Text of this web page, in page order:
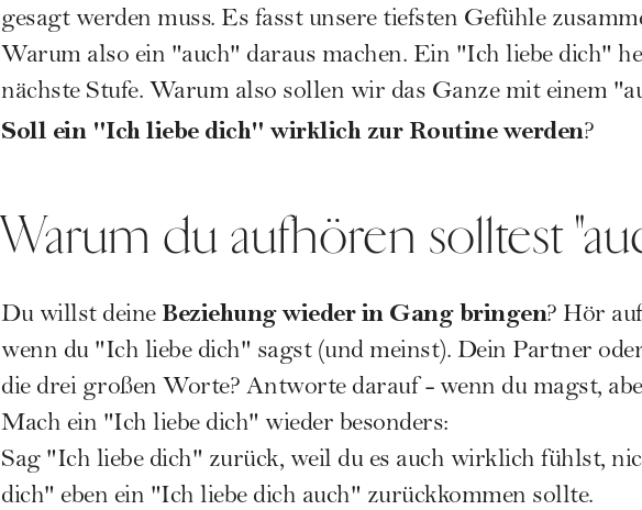
gesagt werden muss. Es fasst unsere tiefsten Gefühle
Warum also ein "auch" daraus machen. Ein "Ich liebe dich"
nächste Stufe. Warum also sollen wir das Ganze mit einem
Soll ein "Ich liebe dich" wirklich zur Routine werden?
Warum du aufhören solltest
Du willst deine Beziehung wieder in Gang bringen? Hör
wenn du "Ich liebe dich" sagst (und meinst). Dein Partner
die drei großen Worte? Antworte darauf - wenn du magst,
Mach ein "Ich liebe dich" wieder besonders:
Sag "Ich liebe dich" zurück, weil du es auch wirklich fühlst,
dich" eben ein "Ich liebe dich auch" zurückkommen sollte.